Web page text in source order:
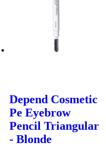
Depend Cosmetic
Pe Eyebrow
Pencil Triangular
- Blonde